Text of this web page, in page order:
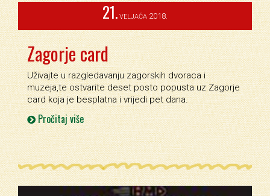
21. VELJAČA 2018.
Zagorje card
Uživajte u razgledavanju zagorskih dvoraca i
muzeja,te ostvarite deset posto popusta uz Zagorje
card koja je besplatna i vrijedi pet dana.
Pročitaj više